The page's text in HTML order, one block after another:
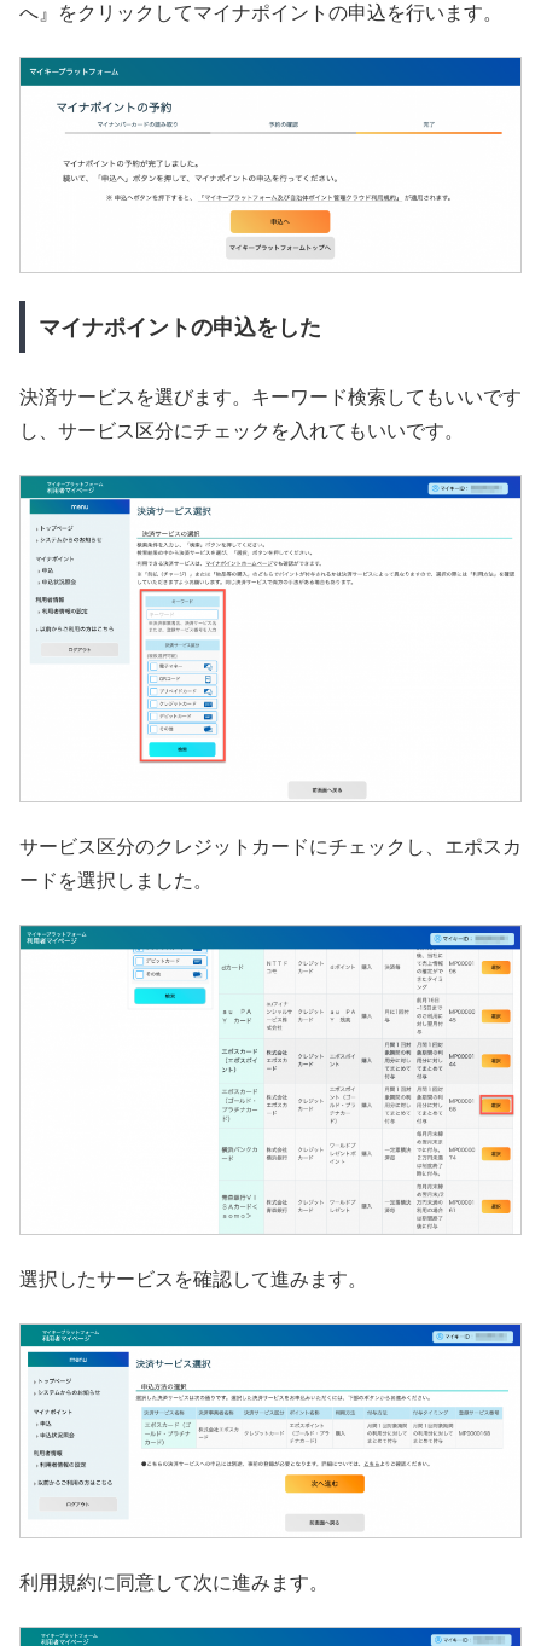
へ』をクリックしてマイナポイントの申込を行います。
マイナポイントの申込をした
決済サービスを選びます。キーワード検索してもいいです
し、サービス区分にチェックを入れてもいいです。
サービス区分のクレジットカードにチェックし、エポスカ
ードを選択しました。
選択したサービスを確認して進みます。
利用規約に同意して次に進みます。